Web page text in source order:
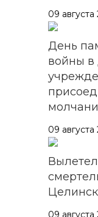
09 августа
День
войны в
09 августа
09 августа